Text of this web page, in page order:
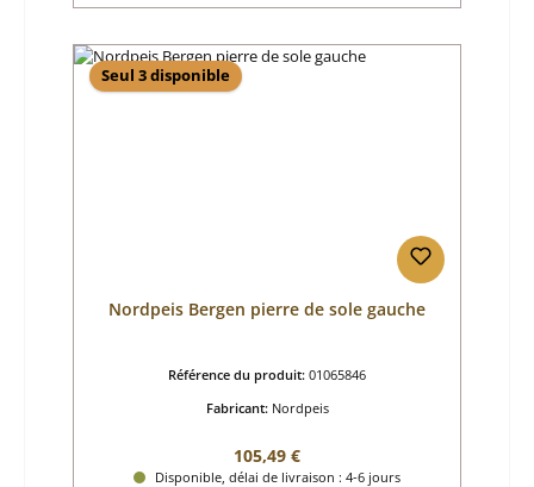
Seul 3 disponible
Nordpeis Bergen pierre de sole gauche
Référence du produit: 01065846
Fabricant: Nordpeis
Prix régulier :
105,49 €
Disponible, délai de livraison : 4-6 jours